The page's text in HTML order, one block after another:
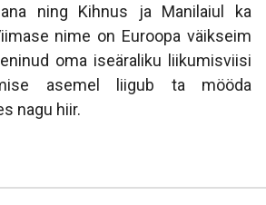
ning Kihnus ja Manilaiul ka
nime on Euroopa väikseim
oma iseäraliku liikumisviisi
asemel liigub ta mööda
nagu hiir.